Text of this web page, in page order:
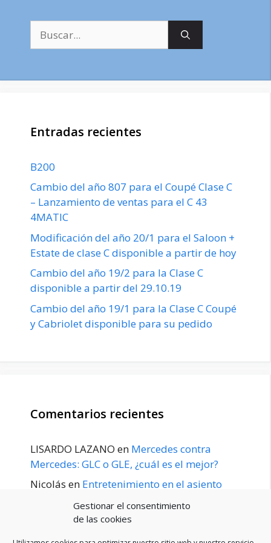
Gestionar el consentimiento
de las cookies
Entradas recientes
B200
Cambio del año 807 para el Coupé Clase C
– Lanzamiento de ventas para el C 43
4MATIC
Modificación del año 20/1 para el Saloon +
Estate de clase C disponible a partir de hoy
Cambio del año 19/2 para la Clase C
disponible a partir del 29.10.19
Cambio del año 19/1 para la Clase C Coupé
y Cabriolet disponible para su pedido
Comentarios recientes
LISARDO LAZANO en Mercedes contra
Mercedes: GLC o GLE, ¿cuál es el mejor?
Nicolás en Entretenimiento en el asiento
trasero para el GLE / GLS disponible a
principios de 2020